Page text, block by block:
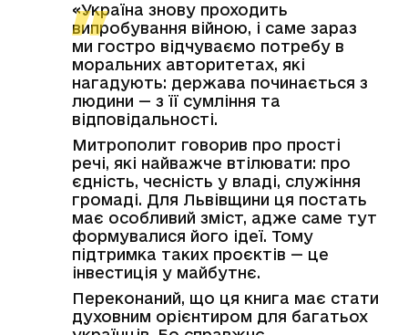
«Україна знову проходить
випробування війною, і саме зараз
ми гостро відчуваємо потребу в
моральних авторитетах, які
нагадують: держава починається з
людини — з її сумління та
відповідальності.
Митрополит говорив про прості
речі, які найважче втілювати: про
єдність, чесність у владі, служіння
громаді. Для Львівщини ця постать
має особливий зміст, адже саме тут
формувалися його ідеї. Тому
підтримка таких проєктів — це
інвестиція у майбутнє.
Переконаний, що ця книга має стати
духовним орієнтиром для багатьох